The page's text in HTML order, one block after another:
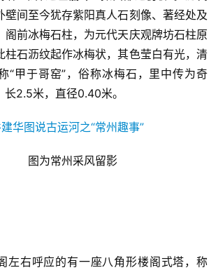
壁间至今犹存紫阳真人石刻像、著经处及
阁前冰梅石柱，为元代天庆观牌坊石柱原
柱石沥纹起作冰梅状，其色莹白有光，清
“甲于哥窑”，俗称冰梅石，里中传为奇
2.5米，直径0.40米。
图为常州采风留影
左右呼应的有一座八角形楼阁式塔，称